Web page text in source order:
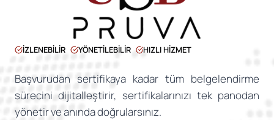
İZLENEBİLİR YÖNETİLEBİLİR HIZLI HİZMET
Başvurudan sertifikaya kadar tüm belgelendirme
sürecini dijitalleştirir, sertifikalarınızı tek panodan
yönetir ve anında doğrularsınız.